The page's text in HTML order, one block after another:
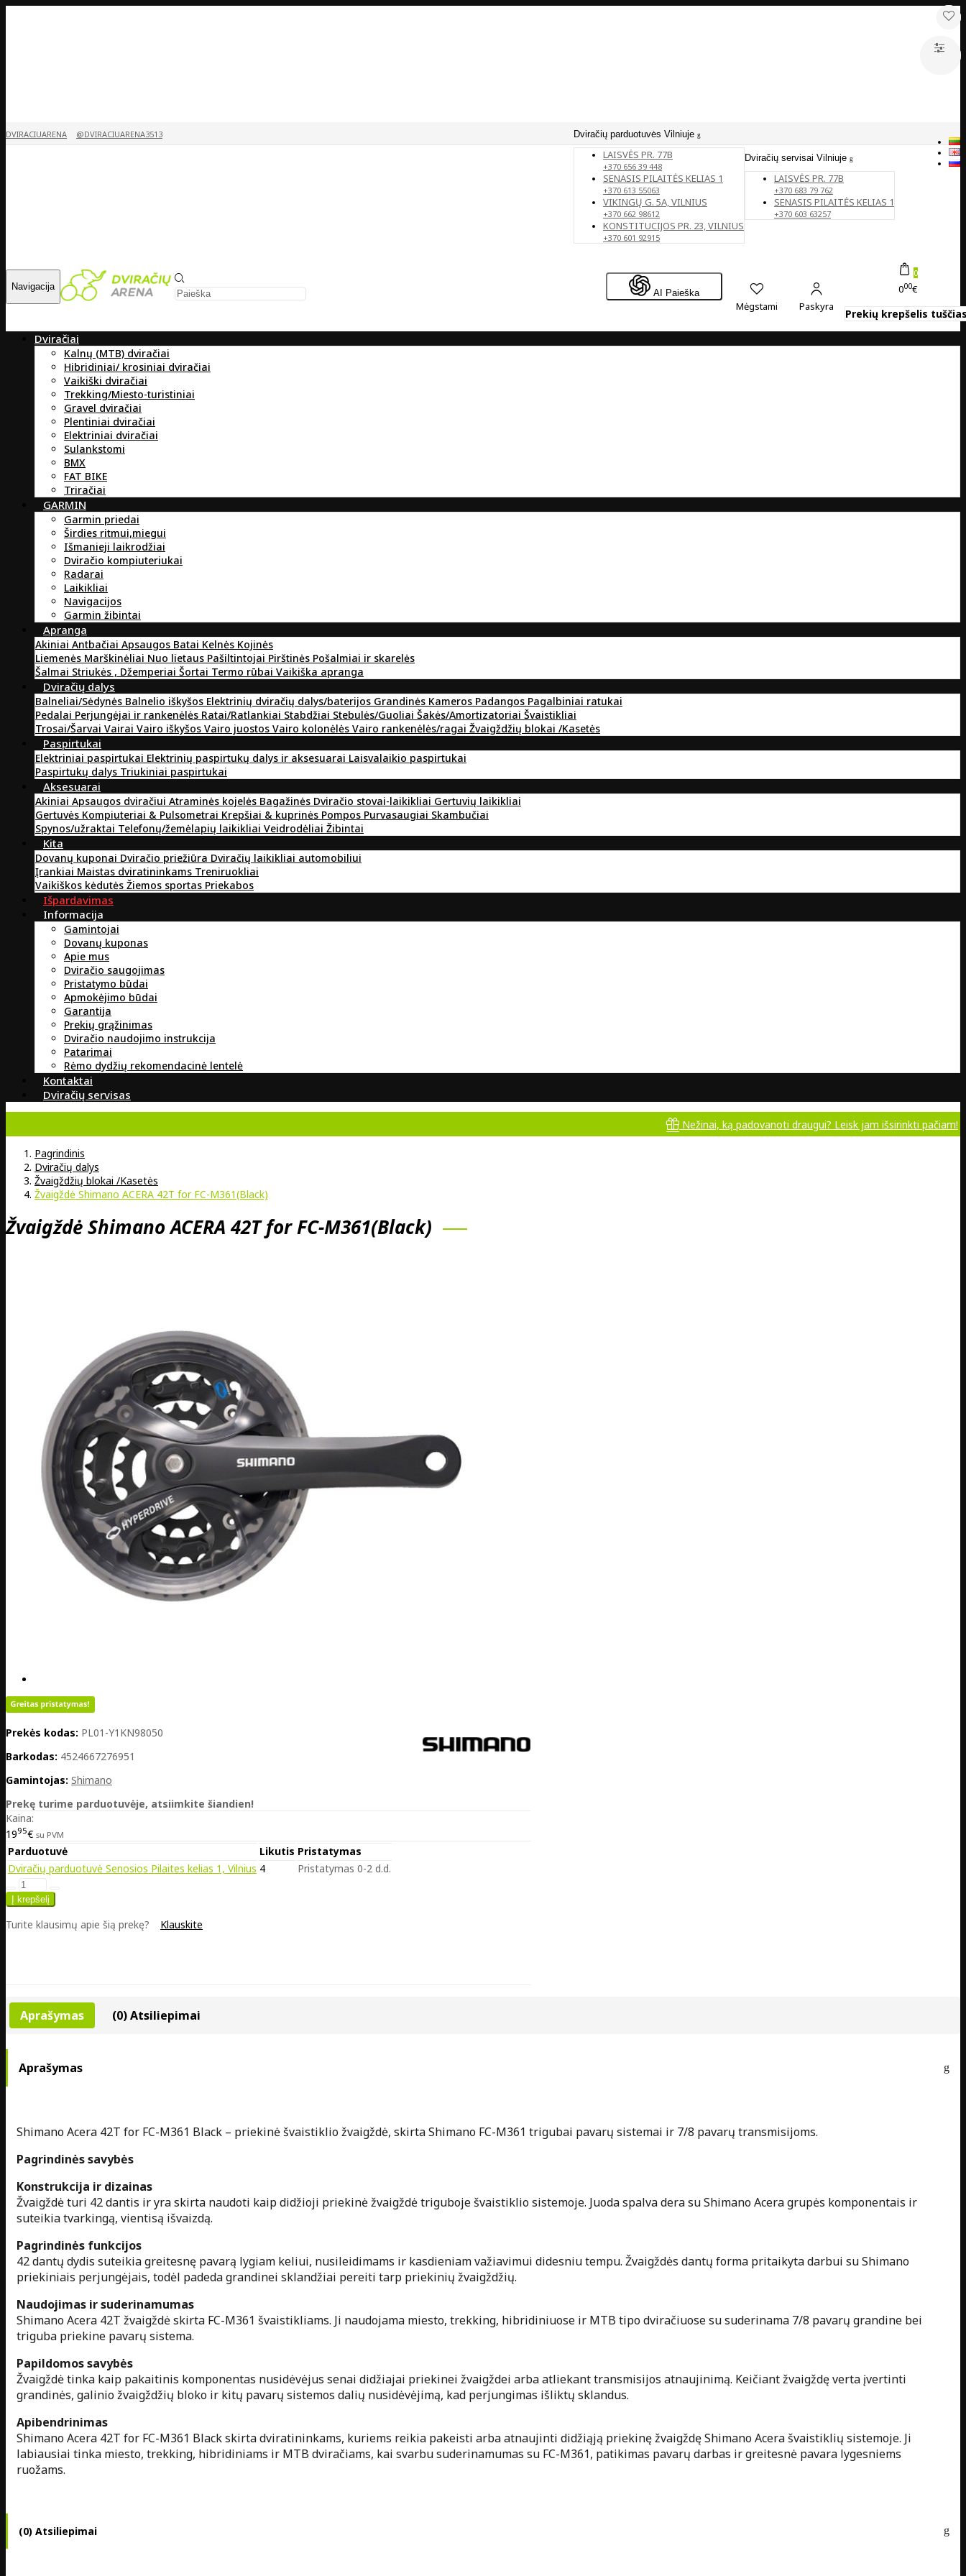
Dviračių parduotuvės Vilniuje
LAISVĖS PR. 77B
+370 656 39 448
SENASIS PILAITĖS KELIAS 1
+370 613 55063
VIKINGŲ G. 5A, VILNIUS
+370 662 98612
KONSTITUCIJOS PR. 23, VILNIUS
+370 601 92915
Dviračių servisai Vilniuje
LAISVĖS PR. 77B
+370 683 79 762
SENASIS PILAITĖS KELIAS 1
+370 603 63257
DVIRACIUARENA @DVIRACIUARENA3513
Navigacija
AI Paieška
Mėgstami Paskyra
0
000€
Prekių krepšelis
Dviračiai
Kalnų (MTB) dviračiai
Hibridiniai/ krosiniai dviračiai
Vaikiški dviračiai
Trekking/Miesto-turistiniai
Gravel dviračiai
Plentiniai dviračiai
Elektriniai dviračiai
Sulankstomi
BMX
FAT BIKE
Triračiai
GARMIN
Garmin priedai
Širdies ritmui,miegui
Išmanieji laikrodžiai
Dviračio kompiuteriukai
Radarai
Laikikliai
Navigacijos
Garmin žibintai
Apranga
Akiniai Antbačiai Apsaugos Batai Kelnės Kojinės
Liemenės Marškinėliai Nuo lietaus Pašiltintojai Pirštinės Pošalmiai ir skarelės
Šalmai Striukės , Džemperiai Šortai Termo rūbai Vaikiška apranga
Dviračių dalys
Balneliai/Sėdynės Balnelio iškyšos Elektrinių dviračių dalys/baterijos Grandinės Kameros Padangos Pagalbiniai ratukai
Pedalai Perjungėjai ir rankenėlės Ratai/Ratlankiai Stabdžiai Stebulės/Guoliai Šakės/Amortizatoriai Švaistikliai
Trosai/Šarvai Vairai Vairo iškyšos Vairo juostos Vairo kolonėlės Vairo rankenėlės/ragai Žvaigždžių blokai /Kasetės
Paspirtukai
Elektriniai paspirtukai Elektrinių paspirtukų dalys ir aksesuarai Laisvalaikio paspirtukai
Paspirtukų dalys Triukiniai paspirtukai
Aksesuarai
Akiniai Apsaugos dviračiui Atraminės kojelės Bagažinės Dviračio stovai-laikikliai Gertuvių laikikliai
Gertuvės Kompiuteriai & Pulsometrai Krepšiai & kuprinės Pompos Purvasaugiai Skambučiai
Spynos/užraktai Telefonų/žemėlapių laikikliai Veidrodėliai Žibintai
Kita
Dovanų kuponai Dviračio priežiūra Dviračių laikikliai automobiliui
Įrankiai Maistas dviratininkams Treniruokliai
Vaikiškos kėdutės Žiemos sportas Priekabos
Išpardavimas
Informacija
Gamintojai
Dovanų kuponas
Apie mus
Dviračio saugojimas
Pristatymo būdai
Apmokėjimo būdai
Garantija
Prekių grąžinimas
Dviračio naudojimo instrukcija
Patarimai
Rėmo dydžių rekomendacinė lentelė
Kontaktai
Dviračių servisas
Nežinai, ką padovanoti draugui? Leisk jam išsirinkti pačiam!
Pagrindinis
Dviračių dalys
Žvaigždžių blokai /Kasetės
Žvaigždė Shimano ACERA 42T for FC-M361(Black)
Žvaigždė Shimano ACERA 42T for FC-M361(Black)
Prekės kodas: PL01-Y1KN98050
Barkodas: 4524667276951
Gamintojas: Shimano
Prekę turime parduotuvėje, atsiimkite šiandien!
Kaina:
1995€ su PVM
Parduotuvė Likutis Pristatymas
Dviračių parduotuvė Senosios Pilaites kelias 1, Vilnius 4 Pristatymas 0-2 d.d.
Turite klausimų apie šią prekę? Klauskite
Aprašymas (0) Atsiliepimai
Aprašymas
Shimano Acera 42T for FC-M361 Black – priekinė švaistiklio žvaigždė, skirta Shimano FC-M361 trigubai pavarų sistemai ir 7/8 pavarų transmisijoms.
Pagrindinės savybės
Konstrukcija ir dizainas
Žvaigždė turi 42 dantis ir yra skirta naudoti kaip didžioji priekinė žvaigždė triguboje švaistiklio sistemoje. Juoda spalva dera su Shimano Acera grupės komponentais ir
suteikia tvarkingą, vientisą išvaizdą.
Pagrindinės funkcijos
42 dantų dydis suteikia greitesnę pavarą lygiam keliui, nusileidimams ir kasdieniam važiavimui didesniu tempu. Žvaigždės dantų forma pritaikyta darbui su Shimano
priekiniais perjungėjais, todėl padeda grandinei sklandžiai pereiti tarp priekinių žvaigždžių.
Naudojimas ir suderinamumas
Shimano Acera 42T žvaigždė skirta FC-M361 švaistikliams. Ji naudojama miesto, trekking, hibridiniuose ir MTB tipo dviračiuose su suderinama 7/8 pavarų grandine bei
triguba priekine pavarų sistema.
Papildomos savybės
Žvaigždė tinka kaip pakaitinis komponentas nusidėvėjus senai didžiajai priekinei žvaigždei arba atliekant transmisijos atnaujinimą. Keičiant žvaigždę verta įvertinti
grandinės, galinio žvaigždžių bloko ir kitų pavarų sistemos dalių nusidėvėjimą, kad perjungimas išliktų sklandus.
Apibendrinimas
Shimano Acera 42T for FC-M361 Black skirta dviratininkams, kuriems reikia pakeisti arba atnaujinti didžiąją priekinę žvaigždę Shimano Acera švaistiklių sistemoje. Ji
labiausiai tinka miesto, trekking, hibridiniams ir MTB dviračiams, kai svarbu suderinamumas su FC-M361, patikimas pavarų darbas ir greitesnė pavara lygesniems
ruožams.
(0) Atsiliepimai